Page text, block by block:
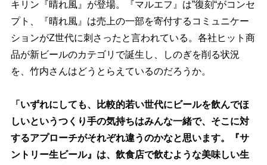
キリン『晴れ風』が登場。『マルエフ』は”復刻“がコンセ
プト、『晴れ風』は売上の一部を寄付するコミュニケー
ションがZ世代に刺さったと言われている。各社ヒット商
品が新ビールのカテゴリで誕生し、しのぎを削る状況
を、竹内さんはどうとらえているのだろうか。
「いずれにしても、比較的若い世代にビールを飲んでほ
しいというつくり手の気持ちはみんな一緒で、そこに対
するアプローチがそれぞれ違うのかなと思います。『サ
ントリー生ビール』は、飲食店で飲むような美味しい生